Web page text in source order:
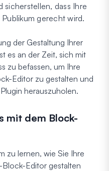
sicherstellen, dass Ihre
gerecht wird.
der Gestaltung Ihrer
es an der Zeit, sich mit
zu befassen, um Ihre
Editor zu gestalten und
herauszuholen.
mit dem Block-
zu lernen, wie Sie Ihre
Editor gestalten